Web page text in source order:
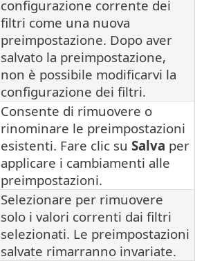
configurazione corrente dei
filtri come una nuova
preimpostazione. Dopo aver
salvato la preimpostazione,
non è possibile modificarvi la
configurazione dei filtri.
Consente di rimuovere o
rinominare le preimpostazioni
esistenti. Fare clic su Salva per
applicare i cambiamenti alle
preimpostazioni.
Selezionare per rimuovere
solo i valori correnti dai filtri
selezionati. Le preimpostazioni
salvate rimarranno invariate.